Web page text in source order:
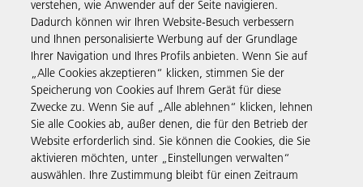
Business Solutions
Produkte & Services
Support & Kontakt
verstehen, wie Anwender auf der Seite navigieren.
Dadurch können wir Ihren Website-Besuch verbessern
und Ihnen personalisierte Werbung auf der Grundlage
Ihrer Navigation und Ihres Profils anbieten. Wenn Sie auf
„Alle Cookies akzeptieren“ klicken, stimmen Sie der
Speicherung von Cookies auf Ihrem Gerät für diese
Zwecke zu. Wenn Sie auf „Alle ablehnen“ klicken, lehnen
Sie alle Cookies ab, außer denen, die für den Betrieb der
Website erforderlich sind. Sie können die Cookies, die Sie
aktivieren möchten, unter „Einstellungen verwalten“
auswählen. Ihre Zustimmung bleibt für einen Zeitraum